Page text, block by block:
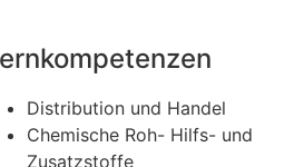
Distribution und Handel
Chemische Roh- Hilfs- und
Zusatzstoffe